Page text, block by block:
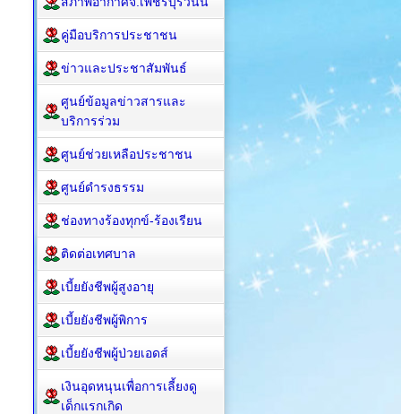
คู่มือบริการประชาชน
ข่าวและประชาสัมพันธ์
ศูนย์ข้อมูลข่าวสารและ
บริการร่วม
ศูนย์ช่วยเหลือประชาชน
ศูนย์ดำรงธรรม
ช่องทางร้องทุกข์-ร้องเรียน
ติดต่อเทศบาล
เบี้ยยังชีพผู้สูงอายุ
เบี้ยยังชีพผู้พิการ
เบี้ยยังชีพผู้ป่วยเอดส์
เงินอุดหนุนเพื่อการเลี้ยงดู
เด็กแรกเกิด